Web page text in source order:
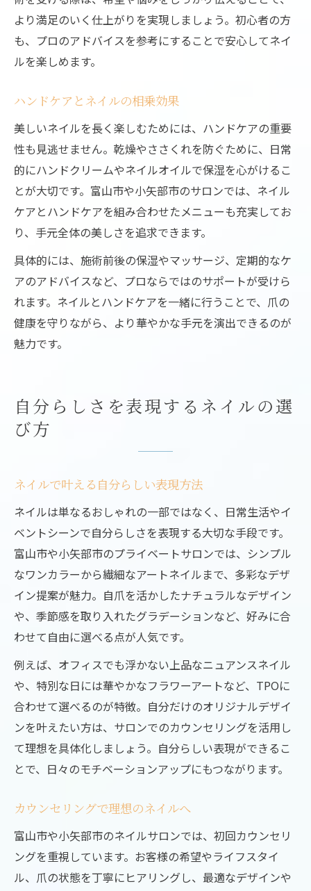
より満足のいく仕上がりを実現しましょう。初心者の方
も、プロのアドバイスを参考にすることで安心してネイ
ルを楽しめます。
ハンドケアとネイルの相乗効果
美しいネイルを長く楽しむためには、ハンドケアの重要
性も見逃せません。乾燥やささくれを防ぐために、日常
的にハンドクリームやネイルオイルで保湿を心がけるこ
とが大切です。富山市や小矢部市のサロンでは、ネイル
ケアとハンドケアを組み合わせたメニューも充実してお
り、手元全体の美しさを追求できます。
具体的には、施術前後の保湿やマッサージ、定期的なケ
アのアドバイスなど、プロならではのサポートが受けら
れます。ネイルとハンドケアを一緒に行うことで、爪の
健康を守りながら、より華やかな手元を演出できるのが
魅力です。
自分らしさを表現するネイルの選
び方
ネイルで叶える自分らしい表現方法
ネイルは単なるおしゃれの一部ではなく、日常生活やイ
ベントシーンで自分らしさを表現する大切な手段です。
富山市や小矢部市のプライベートサロンでは、シンプル
なワンカラーから繊細なアートネイルまで、多彩なデザ
イン提案が魅力。自爪を活かしたナチュラルなデザイン
や、季節感を取り入れたグラデーションなど、好みに合
わせて自由に選べる点が人気です。
例えば、オフィスでも浮かない上品なニュアンスネイル
や、特別な日には華やかなフラワーアートなど、TPOに
合わせて選べるのが特徴。自分だけのオリジナルデザイ
ンを叶えたい方は、サロンでのカウンセリングを活用し
て理想を具体化しましょう。自分らしい表現ができるこ
とで、日々のモチベーションアップにもつながります。
カウンセリングで理想のネイルへ
富山市や小矢部市のネイルサロンでは、初回カウンセリ
ングを重視しています。お客様の希望やライフスタイ
ル、爪の状態を丁寧にヒアリングし、最適なデザインや